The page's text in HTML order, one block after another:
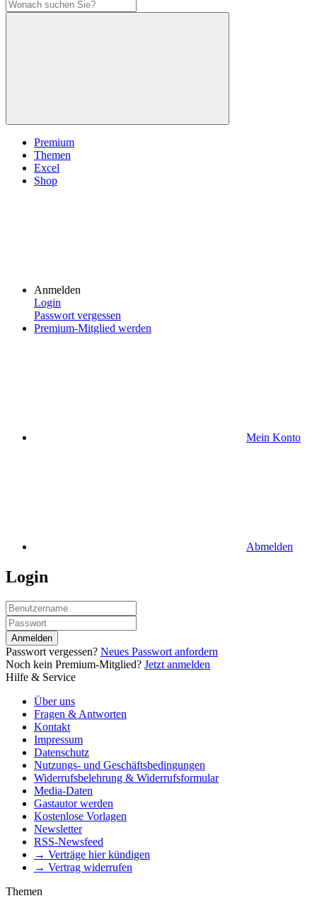
Premium
Themen
Excel
Shop
Anmelden
Login
Passwort vergessen
Premium-Mitglied werden
Mein Konto
Abmelden
Login
Anmelden
Passwort vergessen? Neues Passwort anfordern
Noch kein Premium-Mitglied? Jetzt anmelden
Hilfe & Service
Über uns
Fragen & Antworten
Kontakt
Impressum
Datenschutz
Nutzungs- und Geschäftsbedingungen
Widerrufsbelehrung & Widerrufsformular
Media-Daten
Gastautor werden
Kostenlose Vorlagen
Newsletter
RSS-Newsfeed
→ Verträge hier kündigen
→ Vertrag widerrufen
Themen